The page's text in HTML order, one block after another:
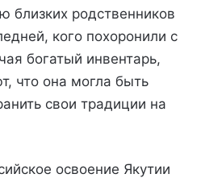
близких родственников
кого похоронили с
богатый инвентарь,
что она могла быть
свои традиции на
освоение Якутии